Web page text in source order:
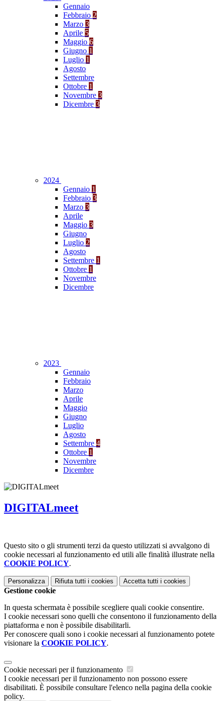
Gennaio
Febbraio 2
Marzo 3
Aprile 5
Maggio 6
Giugno 1
Luglio 1
Agosto
Settembre
Ottobre 1
Novembre 3
Dicembre 3
2024
Gennaio 1
Febbraio 3
Marzo 3
Aprile
Maggio 3
Giugno
Luglio 2
Agosto
Settembre 1
Ottobre 1
Novembre
Dicembre
2023
Gennaio
Febbraio
Marzo
Aprile
Maggio
Giugno
Luglio
Agosto
Settembre 4
Ottobre 1
Novembre
Dicembre
DIGITALmeet
Questo sito o gli strumenti terzi da questo utilizzati si avvalgono di
cookie necessari al funzionamento ed utili alle finalità illustrate nella
COOKIE POLICY.
Personalizza Rifiuta tutti i cookies Accetta tutti i cookies
Gestione cookie
In questa schermata è possibile scegliere quali cookie consentire.
I cookie necessari sono quelli che consentono il funzionamento della
piattaforma e non è possibile disabilitarli.
Per conoscere quali sono i cookie necessari al funzionamento potete
visionare la COOKIE POLICY.
Cookie necessari per il funzionamento
I cookie necessari per il funzionamento non possono essere
disabilitati. È possibile consultare l'elenco nella pagina della cookie
policy.